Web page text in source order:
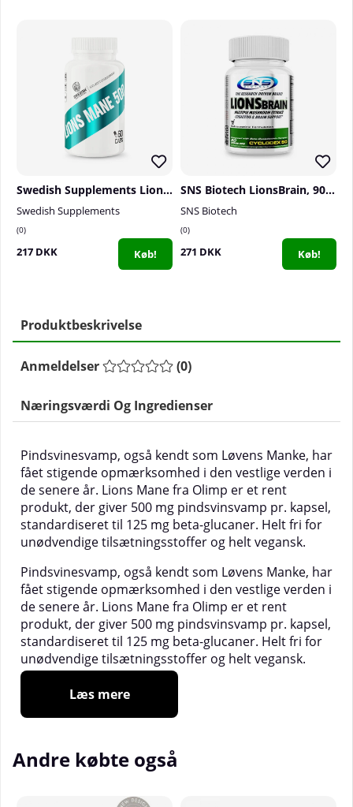
Swedish Supplements Lions Mane 500, 60 caps
Swedish Supplements
0
217 DKK Køb!
SNS Biotech LionsBrain, 90 caps
SNS Biotech
0
271 DKK Køb!
Produktbeskrivelse
Anmeldelser (0)
Næringsværdi Og Ingredienser
Pindsvinesvamp, også kendt som Løvens Manke, har
fået stigende opmærksomhed i den vestlige verden i
de senere år. Lions Mane fra Olimp er et rent
produkt, der giver 500 mg pindsvinsvamp pr. kapsel,
standardiseret til 125 mg beta-glucaner. Helt fri for
unødvendige tilsætningsstoffer og helt vegansk.
Pindsvinesvamp, også kendt som Løvens Manke, har
fået stigende opmærksomhed i den vestlige verden i
de senere år. Lions Mane fra Olimp er et rent
produkt, der giver 500 mg pindsvinsvamp pr. kapsel,
standardiseret til 125 mg beta-glucaner. Helt fri for
unødvendige tilsætningsstoffer og helt vegansk.
500 mg pindsvinesvamp
Vegansk
Pindsvinesvamp, også kendt som Løvens Manke,
Læs mere
Andre købte også